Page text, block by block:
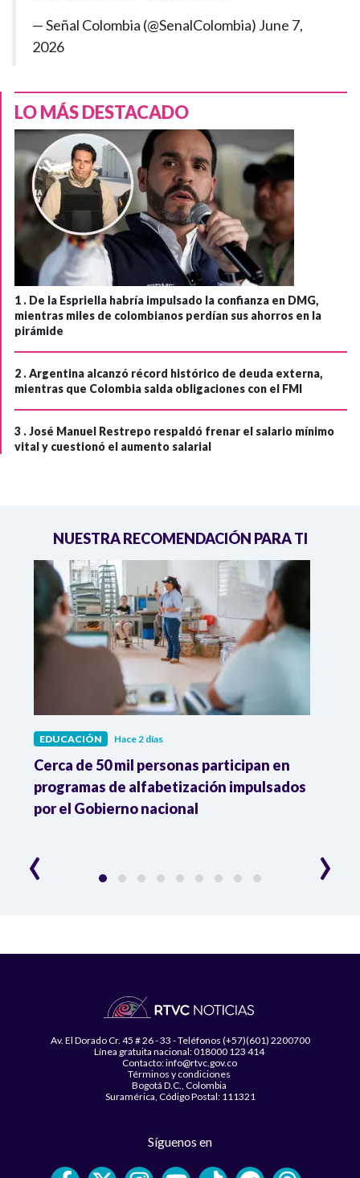
— Señal Colombia (@SenalColombia) June 7,
2026
LO MÁS DESTACADO
1 . De la Espriella habría impulsado la confianza en DMG,
mientras miles de colombianos perdían sus ahorros en la
pirámide
2 .Argentina alcanzó récord histórico de deuda externa,
mientras que Colombia salda obligaciones con el FMI
3 .José Manuel Restrepo respaldó frenar el salario mínimo
vital y cuestionó el aumento salarial
NUESTRA RECOMENDACIÓN PARA TI
EDUCACIÓN Hace 2 días
Cerca de 50 mil personas participan en
programas de alfabetización impulsados
por el Gobierno nacional
‹ ›
Av. El Dorado Cr. 45 # 26 - 33 - Teléfonos (+57)(601) 2200700
Línea gratuita nacional: 018000 123 414
Contacto: info@rtvc.gov.co
Términos y condiciones
Bogotá D.C., Colombia
Suramérica, Código Postal: 111321
Síguenos en